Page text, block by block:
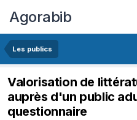
Agorabib
Les publics
Valorisation de
auprès d'un public
questionnaire